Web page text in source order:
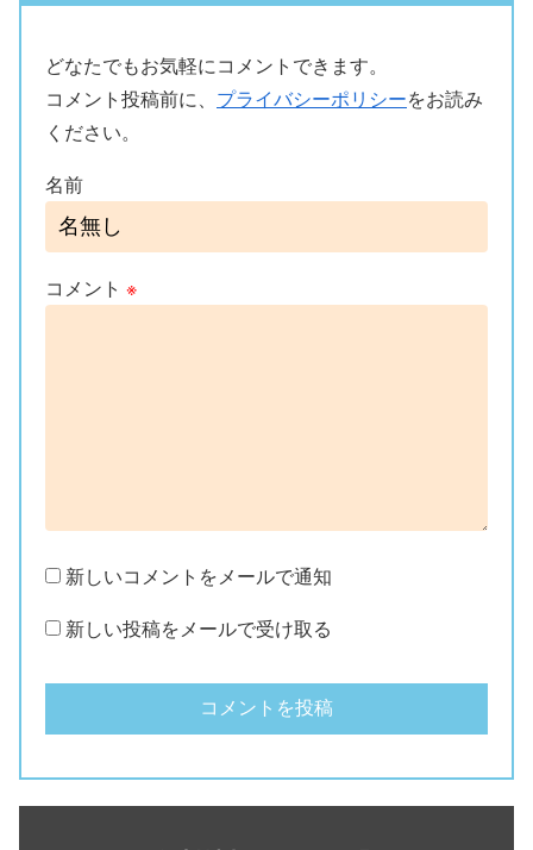
どなたでもお気軽にコメントできます。
コメント投稿前に、 プライバシーポリシーをお読み
ください。
名前
コメント ※
新しいコメントをメールで通知
新しい投稿をメールで受け取る